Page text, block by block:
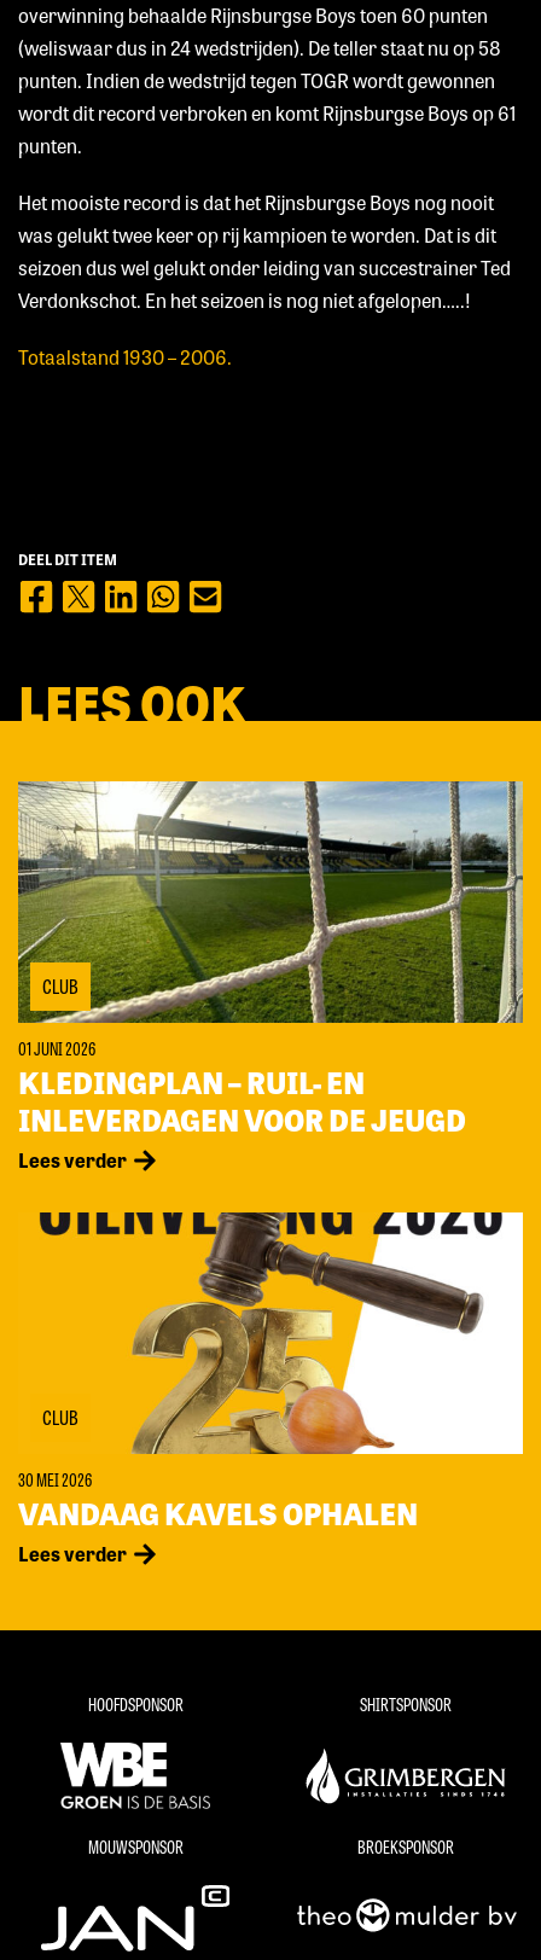
overwinning behaalde Rijnsburgse Boys toen 60 punten
(weliswaar dus in 24 wedstrijden). De teller staat nu op 58
punten. Indien de wedstrijd tegen TOGR wordt gewonnen
wordt dit record verbroken en komt Rijnsburgse Boys op 61
punten.
Het mooiste record is dat het Rijnsburgse Boys nog nooit
was gelukt twee keer op rij kampioen te worden. Dat is dit
seizoen dus wel gelukt onder leiding van succestrainer Ted
Verdonkschot. En het seizoen is nog niet afgelopen…..!
Totaalstand 1930 – 2006.
DEEL DIT ITEM
LEES OOK
CLUB
01 JUNI 2026
KLEDINGPLAN – RUIL- EN
INLEVERDAGEN VOOR DE JEUGD
Lees verder
CLUB
30 MEI 2026
VANDAAG KAVELS OPHALEN
Lees verder
HOOFDSPONSOR SHIRTSPONSOR
MOUWSPONSOR BROEKSPONSOR